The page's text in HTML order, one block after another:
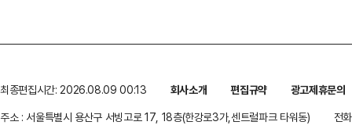
최종편집시간: 2026.08.09 00:13 회사소개 편집규약
광고제휴문의
주소 : 서울특별시 용산구 서빙고로 17, 18층(한강로3가,센트럴파크 타워동)
전